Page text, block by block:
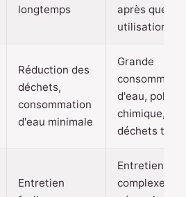
longtemps
après
utilisations
Réduction des
déchets,
consommation
d'eau minimale
Grande
d'eau,
chimique,
déchets
Entretien
Entretien
complexe,